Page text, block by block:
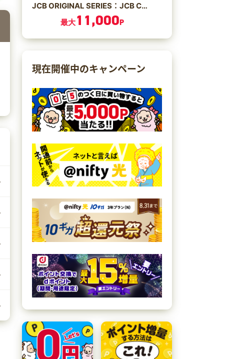
JCB ORIGINAL SERIES：JCB CARD W/JCB CARD W plus L
最大11,000P
現在開催中のキャンペーン